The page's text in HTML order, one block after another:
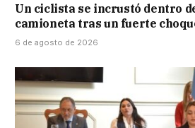
Un ciclista se incrustó dentro
camioneta tras un fuerte
6 de agosto de 2026